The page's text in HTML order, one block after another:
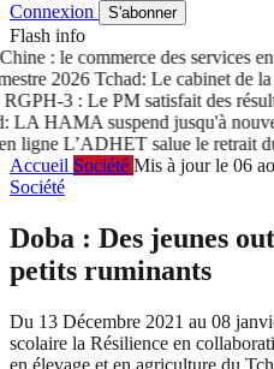
Connexion
S'abonner
Flash info
: le commerce des services en
2026Tchad: Le cabinet de la
3 : Le PM satisfait des
HAMA suspend jusqu'à nouvel
ligneL’ADHET salue le retrait du
Accueil Société Mis à jour le 06
Société
Doba : Des jeunes
petits ruminants
Du 13 Décembre 2021 au 08
scolaire la Résilience en
en élevage et en agriculture du